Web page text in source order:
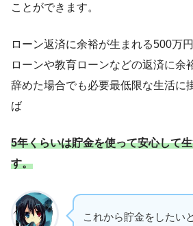
ことができます。
ローン返済に余裕が生まれる500万
ローンや教育ローンなどの返済に余
辞めた場合でも必要最低限な生活に
ば
5年くらいは貯金を使って安心して
す。
これから貯金をしたい